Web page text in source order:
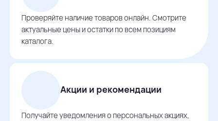
Проверяйте наличие товаров онлайн. Смотрите
актуальные цены и остатки по всем позициям
каталога.
Акции и рекомендации
Получайте уведомления о персональных акциях,